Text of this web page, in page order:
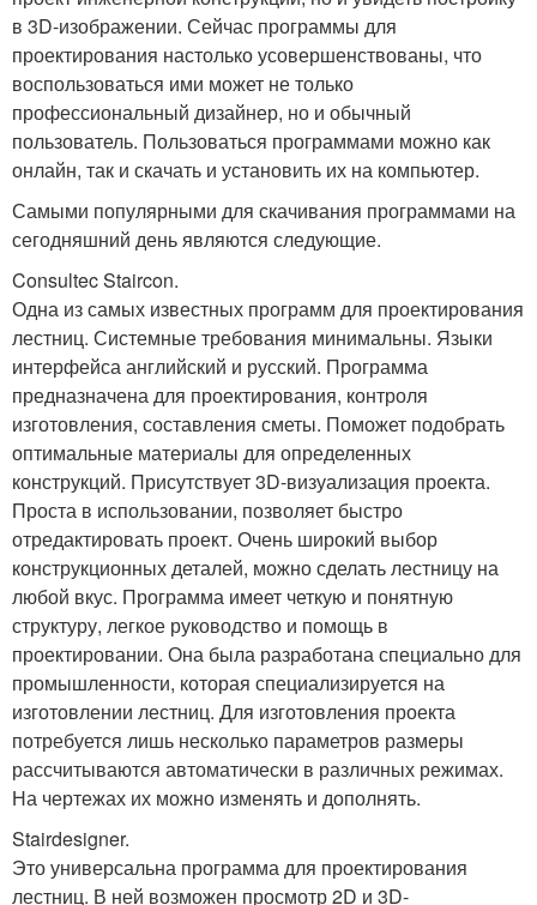
в 3D-изображении. Сейчас программы для
проектирования настолько усовершенствованы, что
воспользоваться ими может не только
профессиональный дизайнер, но и обычный
пользователь. Пользоваться программами можно как
онлайн, так и скачать и установить их на компьютер.
Самыми популярными для скачивания программами на
сегодняшний день являются следующие.
Consultec Staircon.
Одна из самых известных программ для проектирования
лестниц. Системные требования минимальны. Языки
интерфейса английский и русский. Программа
предназначена для проектирования, контроля
изготовления, составления сметы. Поможет подобрать
оптимальные материалы для определенных
конструкций. Присутствует 3D-визуализация проекта.
Проста в использовании, позволяет быстро
отредактировать проект. Очень широкий выбор
конструкционных деталей, можно сделать лестницу на
любой вкус. Программа имеет четкую и понятную
структуру, легкое руководство и помощь в
проектировании. Она была разработана специально для
промышленности, которая специализируется на
изготовлении лестниц. Для изготовления проекта
потребуется лишь несколько параметров размеры
рассчитываются автоматически в различных режимах.
На чертежах их можно изменять и дополнять.
Stairdesigner.
Это универсальна программа для проектирования
лестниц. В ней возможен просмотр 2D и 3D-